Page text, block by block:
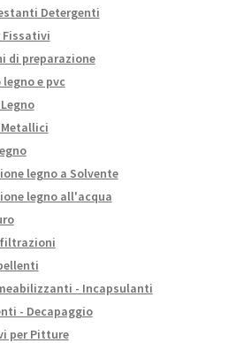
Detergenti
Fissativi
di preparazione
e pvc
legno a Solvente
legno all'acqua
- Incapsulanti
- Decapaggio
per Pitture